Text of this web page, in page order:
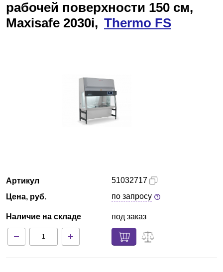
Краснодар
Доставка и оплата
рабочей поверхности 150 см,
Maxisafe 2030i, Thermo FS
Артикул
Цена, руб.
Наличие на складе
51032717
по запросу
под заказ